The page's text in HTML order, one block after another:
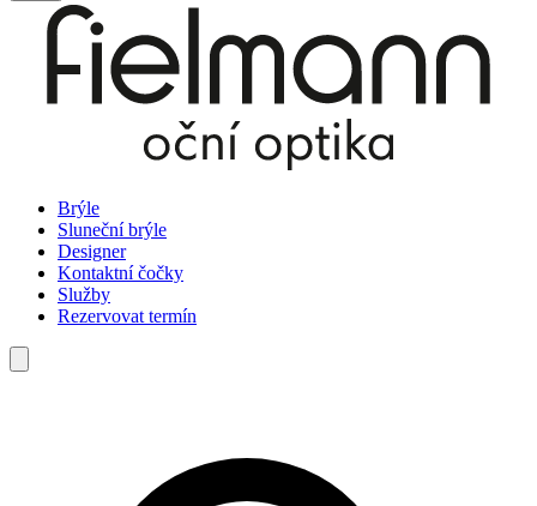
Brýle
Sluneční brýle
Designer
Kontaktní čočky
Služby
Rezervovat termín